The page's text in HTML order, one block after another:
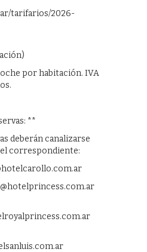
tarifarios/2026-
por habitación. IVA
**
deberán canalizarse
correspondiente: